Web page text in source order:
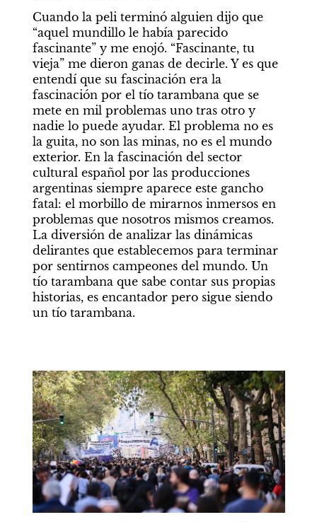
Cuando la peli terminó alguien dijo que
“aquel mundillo le había parecido
fascinante” y me enojó. “Fascinante, tu
vieja” me dieron ganas de decirle. Y es que
entendí que su fascinación era la
fascinación por el tío tarambana que se
mete en mil problemas uno tras otro y
nadie lo puede ayudar. El problema no es
la guita, no son las minas, no es el mundo
exterior. En la fascinación del sector
cultural español por las producciones
argentinas siempre aparece este gancho
fatal: el morbillo de mirarnos inmersos en
problemas que nosotros mismos creamos.
La diversión de analizar las dinámicas
delirantes que establecemos para terminar
por sentirnos campeones del mundo. Un
tío tarambana que sabe contar sus propias
historias, es encantador pero sigue siendo
un tío tarambana.